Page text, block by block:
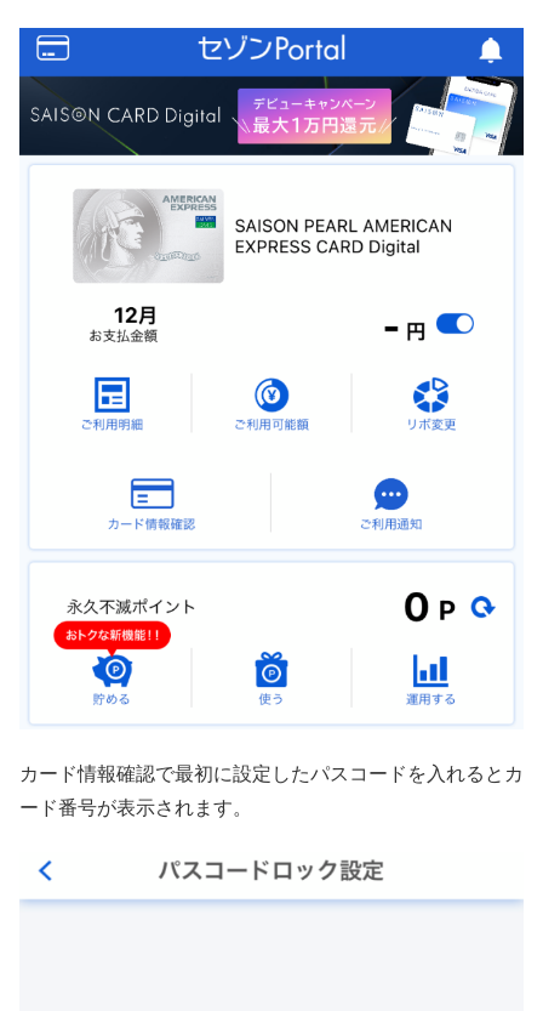
カード情報確認で最初に設定したパスコードを入れるとカ
ード番号が表示されます。